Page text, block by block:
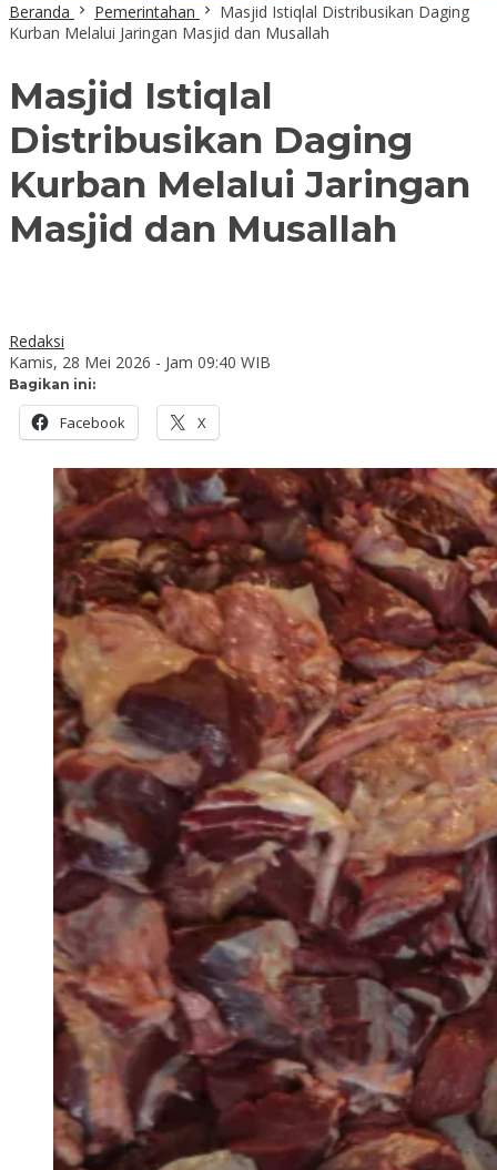
Beranda Pemerintahan
Masjid Istiqlal Distribusikan Daging
Kurban Melalui Jaringan Masjid dan Musallah
Masjid Istiqlal
Distribusikan Daging
Kurban Melalui Jaringan
Masjid dan Musallah
Redaksi
Kamis, 28 Mei 2026 - Jam 09:40 WIB
Bagikan ini:
Facebook X